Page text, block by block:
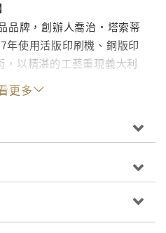
品牌，創辦人喬治・塔索蒂
使用活版印刷機、銅版印
以精湛的工藝重現義大利
工印刷品、禮品紙和文具周
和令人驚嘆的藝術細節，至
自有工廠製造，用家族的
更多